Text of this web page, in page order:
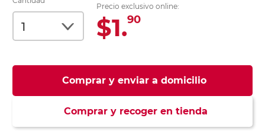
Precio exclusivo online:
$1.90
Comprar y enviar a domicilio
Comprar y recoger en tienda